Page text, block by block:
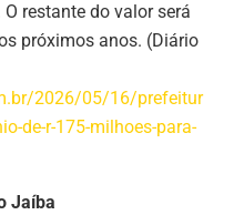
restante do valor será
próximos anos. (Diário
2026/05/16/prefeitur
de-r-175-milhoes-para-
Jaíba